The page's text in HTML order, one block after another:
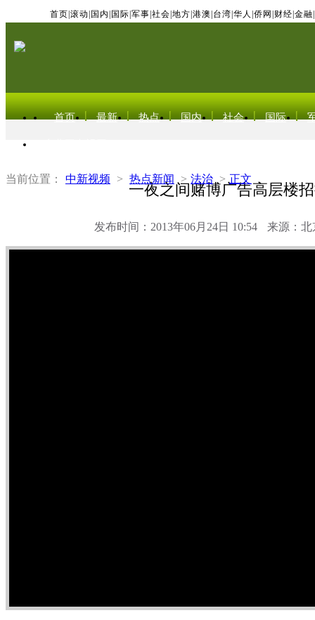
首页 滚动 国内 国际 军事 社会 地方 港澳 台湾 华人 侨网 财经 金融
首页 最新 热点 国内 社会 国际
当前位置： 中新视频 > 热点新闻 > 法治 > 正文
一夜之间赌博广告高层楼
发布时间：2013年06月24日 10:54 来源：北